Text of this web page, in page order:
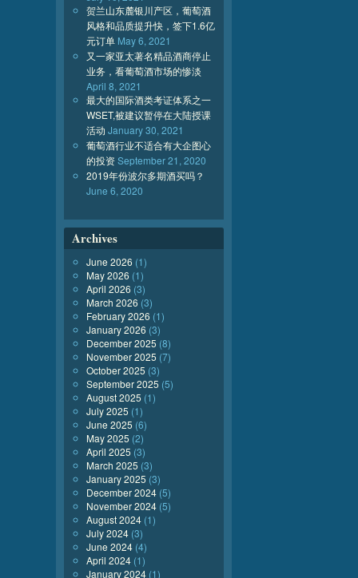
贺兰山东麓银川产区，葡萄酒
风格和品质提升快，签下1.6亿
元订单 May 6, 2021
又一家亚太著名精品酒商停止
业务，看葡萄酒市场的惨淡
April 8, 2021
最大的国际酒类考证体系之一
WSET,被建议暂停在大陆授课
活动 January 30, 2021
葡萄酒行业不适合有大企图心
的投资September 21, 2020
2019年份波尔多期酒买吗？
June 6, 2020
Archives
June 2026 (1)
May 2026 (1)
April 2026 (3)
March 2026 (3)
February 2026 (1)
January 2026 (3)
December 2025 (8)
November 2025 (7)
October 2025 (3)
September 2025 (5)
August 2025 (1)
July 2025 (1)
June 2025 (6)
May 2025 (2)
April 2025 (3)
March 2025 (3)
January 2025 (3)
December 2024 (5)
November 2024 (5)
August 2024 (1)
July 2024 (3)
June 2024 (4)
April 2024 (1)
January 2024 (1)